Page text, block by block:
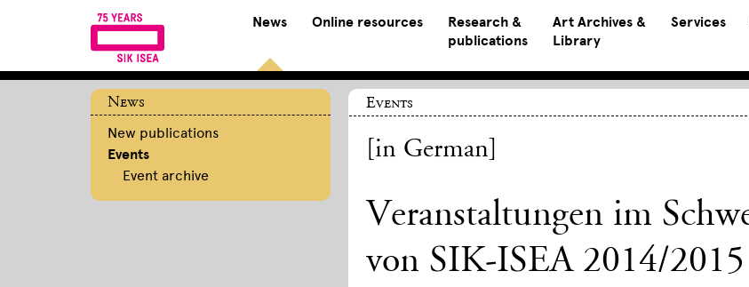
News Online resources
Research &
publications
Art Archives &
Library
Services
News
New publications
Events
Event archive
Events
[in German]
Veranstaltungen im
von SIK-ISEA 2014/2015